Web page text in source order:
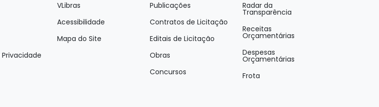
VLibras
Acessibilidade
Mapa do Site
Publicações
Contratos de Licitação
Editais de Licitação
Obras
Concursos
Radar da
Transparência
Receitas
Orçamentárias
Despesas
Orçamentárias
Frota